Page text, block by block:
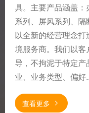
具。主要产品涵盖
系列、屏风系列、
以全新的经营理念
境服务商。我们以
导，不拘泥于特定
业、业务类型、偏好
查看更多